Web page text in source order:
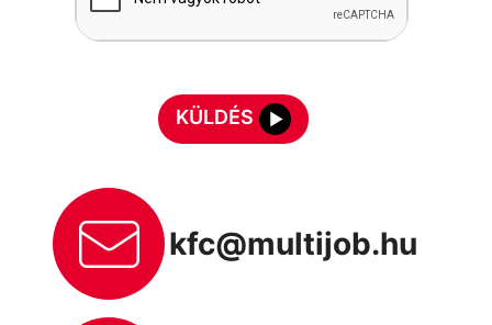
KÜLDÉS
kfc@multijob.hu